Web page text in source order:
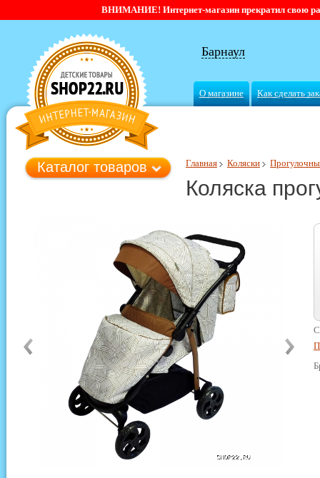
ВНИМАНИЕ! Интернет-магазин прекратил свою
Барнаул
О магазине Как сделать
Главная Коляски
Коляска
Каталог товаров